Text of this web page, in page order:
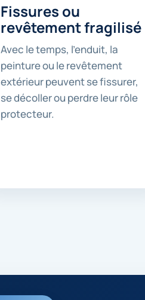
Fissures ou
revêtement fragilisé
Avec le temps, l’enduit, la
peinture ou le revêtement
extérieur peuvent se fissurer,
se décoller ou perdre leur rôle
protecteur.